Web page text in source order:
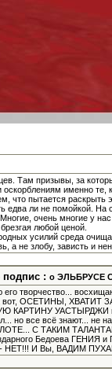
Там призывы, за
именно
что пытается
едва ли не помойкой.
очень многие у
любой ценой.
усилий среда
а не злобу, зависть и
подпис : о ЭЛЬБРУСЕ
творчество...
вот, ОСЕТИНЫ,
УАСТЫРДЖИ и
но все всё знают...
С ТАКИМ
Бедоева
- НЕТ!!! И Вы, ВАДИМ